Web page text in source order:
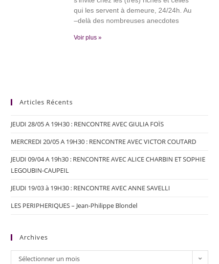
qui les servent à demeure, 24/24h. Au
–delà des nombreuses anecdotes
Voir plus »
Articles Récents
JEUDI 28/05 A 19H30 : RENCONTRE AVEC GIULIA FOÏS
MERCREDI 20/05 A 19H30 : RENCONTRE AVEC VICTOR COUTARD
JEUDI 09/04 A 19h30 : RENCONTRE AVEC ALICE CHARBIN ET SOPHIE
LEGOUBIN-CAUPEIL
JEUDI 19/03 à 19H30 : RENCONTRE AVEC ANNE SAVELLI
LES PERIPHERIQUES – Jean-Philippe Blondel
Archives
Sélectionner un mois